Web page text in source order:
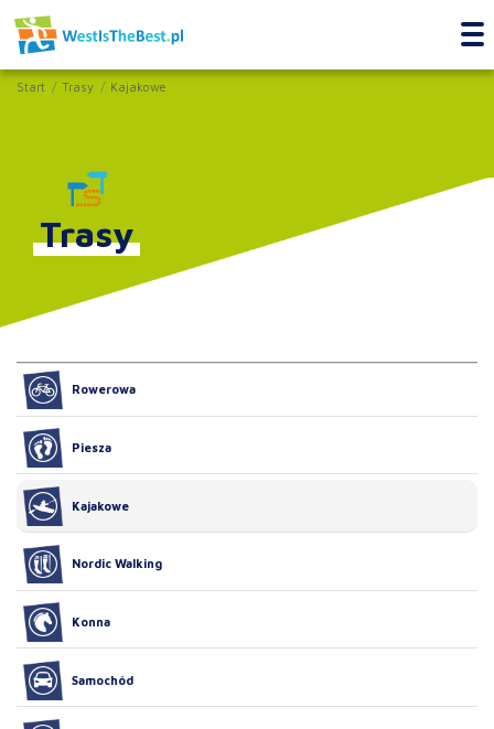
Start Trasy Kajakowe
Trasy
Rowerowa
Piesza
Kajakowe
Nordic Walking
Konna
Samochód